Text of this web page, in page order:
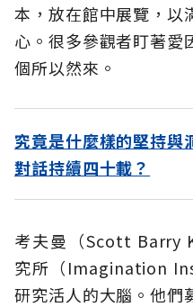
本，放在館中展覽，以
心。很多參觀者盯著愛
個所以然來。
究竟是什麼樣的堅持與
對話持續四十載？
考夫曼（Scott Barry
究所（Imagination
研究活人的大腦。他們